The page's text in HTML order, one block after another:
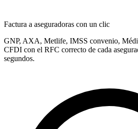
Factura a aseguradoras con un clic
GNP, AXA, Metlife, IMSS convenio,
CFDI con el RFC correcto de cada
segundos.